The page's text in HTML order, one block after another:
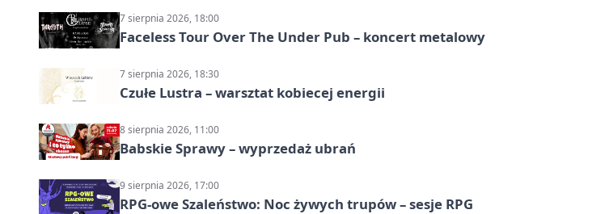
7 sierpnia 2026, 18:00
Faceless Tour Over The Under Pub – koncert metalowy
7 sierpnia 2026, 18:30
Czułe Lustra – warsztat kobiecej energii
8 sierpnia 2026, 11:00
Babskie Sprawy – wyprzedaż ubrań
9 sierpnia 2026, 17:00
RPG-owe Szaleństwo: Noc żywych trupów – sesje RPG